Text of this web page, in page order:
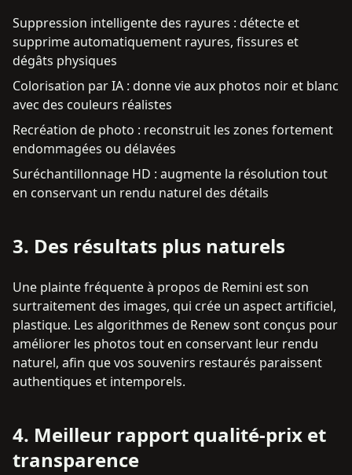
Suppression intelligente des rayures : détecte et
supprime automatiquement rayures, fissures et
dégâts physiques
Colorisation par IA : donne vie aux photos noir et blanc
avec des couleurs réalistes
Recréation de photo : reconstruit les zones fortement
endommagées ou délavées
Suréchantillonnage HD : augmente la résolution tout
en conservant un rendu naturel des détails
3. Des résultats plus naturels
Une plainte fréquente à propos de Remini est son
surtraitement des images, qui crée un aspect artificiel,
plastique. Les algorithmes de Renew sont conçus pour
améliorer les photos tout en conservant leur rendu
naturel, afin que vos souvenirs restaurés paraissent
authentiques et intemporels.
4. Meilleur rapport qualité-prix et
transparence